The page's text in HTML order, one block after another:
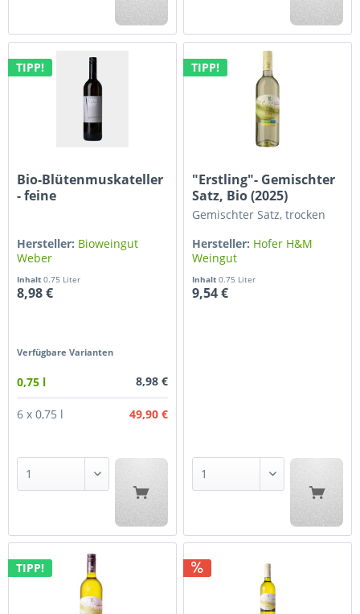
TIPP!
Bio-Blütenmuskateller
- feine
Hersteller: Bioweingut
Weber
Inhalt0.75 Liter
8,98 €
Verfügbare Varianten
0,75 l 8,98 €
6 x 0,75 l 49,90 €
TIPP!
"Erstling"- Gemischter
Satz, Bio (2025)
Gemischter Satz, trocken
Hersteller: Hofer H&M
Weingut
Inhalt0.75 Liter
9,54 €
TIPP!